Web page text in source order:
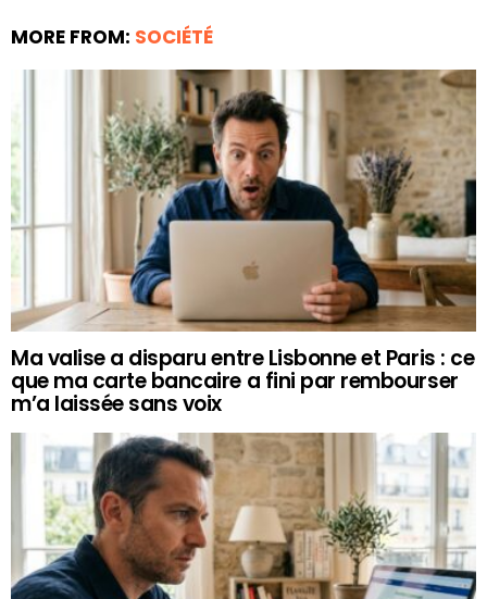
MORE FROM: SOCIÉTÉ
Ma valise a disparu entre Lisbonne et Paris : ce
que ma carte bancaire a fini par rembourser
m’a laissée sans voix